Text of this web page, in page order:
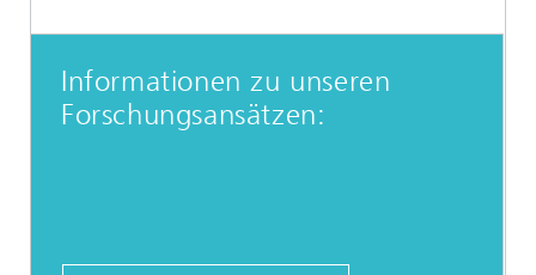
Informationen zu unseren
Forschungsansätzen: